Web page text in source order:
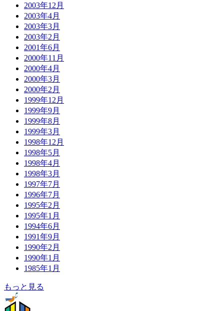
2003年12月
2003年4月
2003年3月
2003年2月
2001年6月
2000年11月
2000年4月
2000年3月
2000年2月
1999年12月
1999年9月
1999年8月
1999年3月
1998年12月
1998年5月
1998年4月
1998年3月
1997年7月
1996年7月
1995年2月
1995年1月
1994年6月
1991年9月
1990年2月
1990年1月
1985年1月
もっと見る